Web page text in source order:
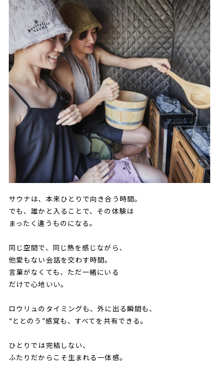
サウナは、本来ひとりで向き合う時間。
でも、誰かと入ることで、その体験は
まったく違うものになる。
同じ空間で、同じ熱を感じながら、
他愛もない会話を交わす時間。
言葉がなくても、ただ一緒にいる
だけで心地いい。
ロウリュのタイミングも、外に出る瞬間も、
“ととのう”感覚も、すべてを共有できる。
ひとりでは完結しない、
ふたりだからこそ生まれる一体感。